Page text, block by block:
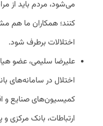
می‌شود، مردم باید از
کنند؛ همکاران ما هم
اختلالات برطرف شود.
علیرضا سلیمی، عضو
اختلال در سامانه‌های
کمیسیون‌های صنایع و
ارتباطات، بانک مرکزی و